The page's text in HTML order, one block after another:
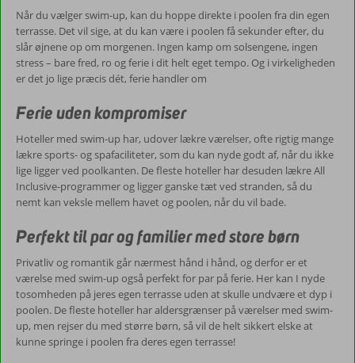
Når du vælger swim-up, kan du hoppe direkte i poolen fra din egen
terrasse. Det vil sige, at du kan være i poolen få sekunder efter, du
slår øjnene op om morgenen. Ingen kamp om solsengene, ingen
stress – bare fred, ro og ferie i dit helt eget tempo. Og i virkeligheden
er det jo lige præcis dét, ferie handler om
Ferie uden kompromiser
Hoteller med swim-up har, udover lækre værelser, ofte rigtig mange
lækre sports- og spafaciliteter, som du kan nyde godt af, når du ikke
lige ligger ved poolkanten. De fleste hoteller har desuden lækre All
Inclusive-programmer og ligger ganske tæt ved stranden, så du
nemt kan veksle mellem havet og poolen, når du vil bade.
Perfekt til par og familier med store børn
Privatliv og romantik går nærmest hånd i hånd, og derfor er et
værelse med swim-up også perfekt for par på ferie. Her kan I nyde
tosomheden på jeres egen terrasse uden at skulle undvære et dyp i
poolen. De fleste hoteller har aldersgrænser på værelser med swim-
up, men rejser du med større børn, så vil de helt sikkert elske at
kunne springe i poolen fra deres egen terrasse!